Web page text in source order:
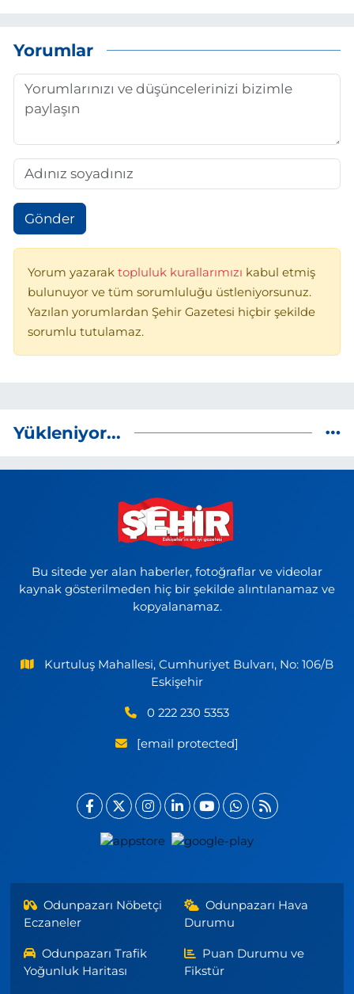
Yorumlar
Gönder
Yorum yazarak topluluk kurallarımızı kabul etmiş
bulunuyor ve tüm sorumluluğu üstleniyorsunuz.
Yazılan yorumlardan Şehir Gazetesi hiçbir şekilde
sorumlu tutulamaz.
Yükleniyor...
Bu sitede yer alan haberler, fotoğraflar ve videolar
kaynak gösterilmeden hiç bir şekilde alıntılanamaz ve
kopyalanamaz.
Kurtuluş Mahallesi, Cumhuriyet Bulvarı, No: 106/B
Eskişehir
0 222 230 5353
[email protected]
Odunpazarı Nöbetçi
Eczaneler
Odunpazarı Hava
Durumu
Odunpazarı Trafik
Yoğunluk Haritası
Puan Durumu ve
Fikstür